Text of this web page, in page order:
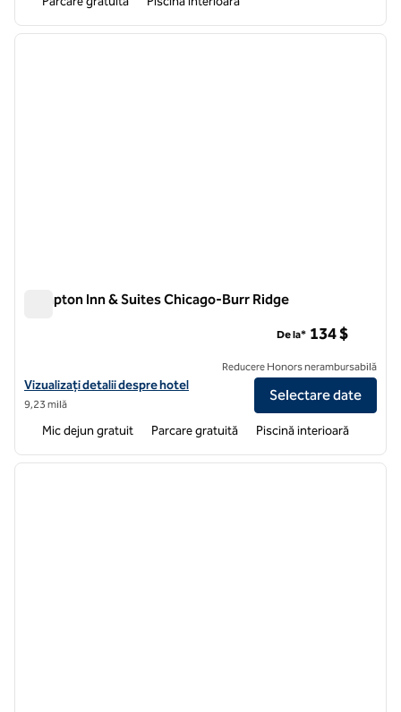
1 din 12
Hampton Inn & Suites Chicago-Burr Ridge
Vizualizați detaliile hotelului Hampton Inn & Suites Chicago-Burr
Vizualizați detalii despre hotel
9,23 milă
De la* 134 $
Reducere Honors nerambursabilă
Selectare date
Mic dejun gratuit Parcare gratuită Piscină interioară
1 din 12